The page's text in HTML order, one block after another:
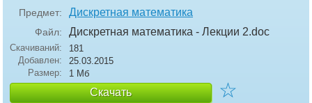
Предмет: Дискретная математика
Файл: Дискретная математика - Лекции 2.doc
Скачиваний:
181
Добавлен:
25.03.2015
Размер:
1 Мб
Скачать ☆